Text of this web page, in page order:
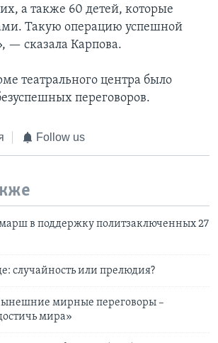
а также 60 детей, которые
Такую операцию успешной
— сказала Карпова.
театрального центра было
переговоров.
Follow us
в поддержку политзаключенных 27
случайность или прелюдия?
мирные переговоры –
мира»